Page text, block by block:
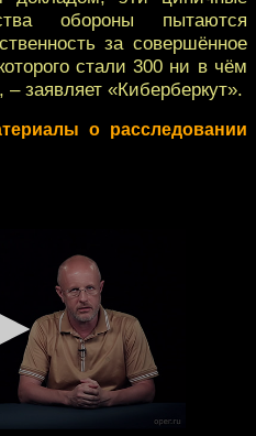
обороны пытаются
за совершённое
стали 300 ни в чём
заявляет «Киберберкут».
о расследовании